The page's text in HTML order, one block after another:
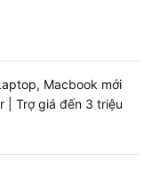
Macbook mới
| Trợ giá đến 3 triệu